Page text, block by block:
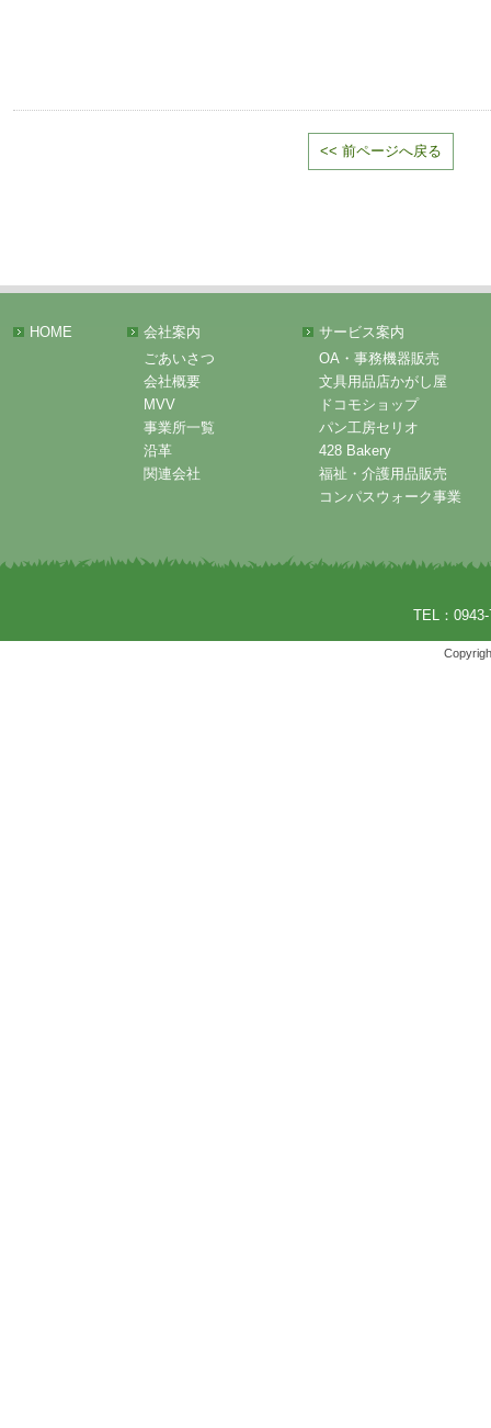
<< 前ページへ戻る
HOME
会社案内
ごあいさつ
会社概要
MVV
事業所一覧
沿革
関連会社
サービス案内
OA・事務機器販売
文具用品店かがし屋
ドコモショップ
パン工房セリオ
428 Bakery
福祉・介護用品販売
コンパスウォーク事業
TEL：